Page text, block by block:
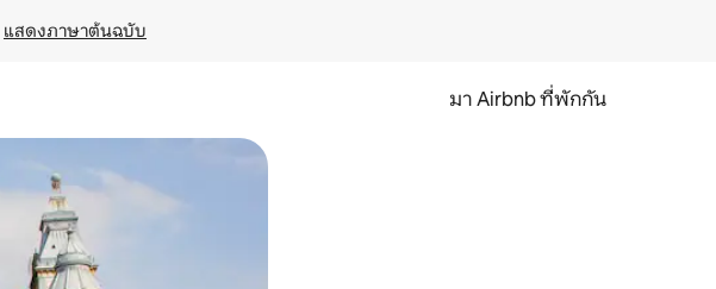
แสดงภาษาต้นฉบับ
มา Airbnb ที่พักกัน